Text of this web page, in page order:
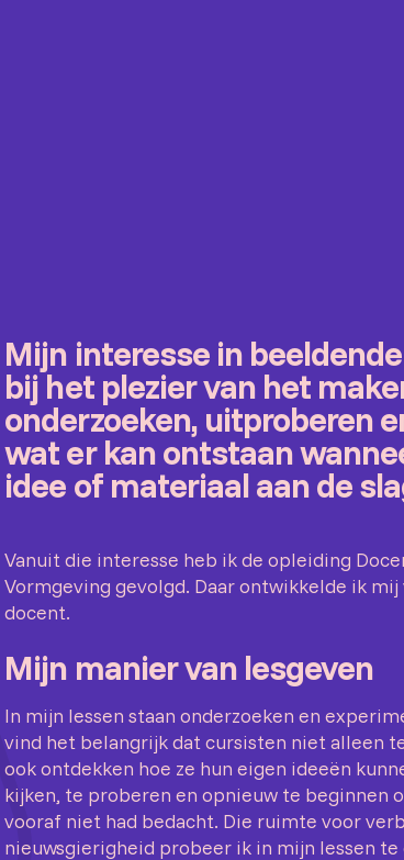
Mijn interesse in
bij het plezier van het
onderzoeken, uitproberen
wat er kan ontstaan
idee of materiaal aan de
Vanuit die interesse heb ik de opleiding
Vormgeving gevolgd. Daar ontwikkelde ik mij
docent.
Mijn manier van lesgeven
In mijn lessen staan onderzoeken en
vind het belangrijk dat cursisten niet alleen
ook ontdekken hoe ze hun eigen ideeën
kijken, te proberen en opnieuw te beginnen
vooraf niet had bedacht. Die ruimte voor
nieuwsgierigheid probeer ik in mijn lessen te